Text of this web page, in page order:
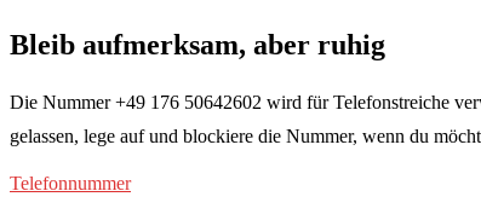
Bleib aufmerksam, aber ruhig
Die Nummer +49 176 50642602 wird für Telefonstreiche
gelassen, lege auf und blockiere die Nummer, wenn du
Telefonnummer